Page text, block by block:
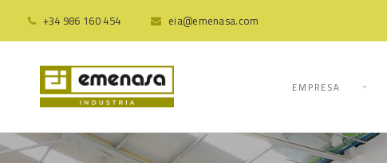
+34 986 160 454 eia@emenasa.com
EMPRESA